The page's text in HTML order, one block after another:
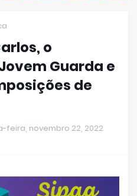
o
Guarda e
de
feira, novembro 22, 2022